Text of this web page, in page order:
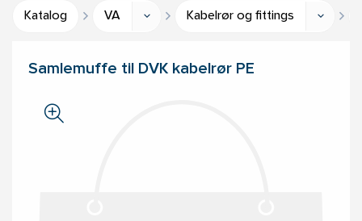
Katalog VA Kabelrør og fittings
Samlemuffe til DVK kabelrør PE